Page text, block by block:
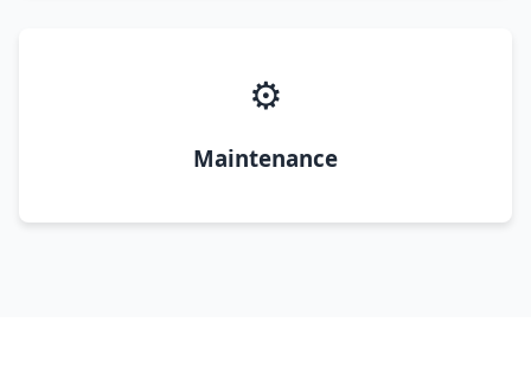
⚙️
Maintenance